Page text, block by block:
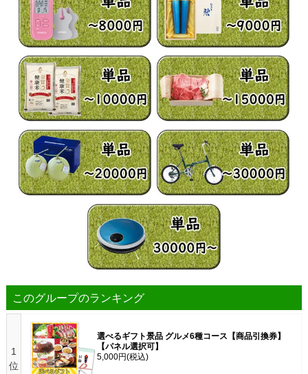
このグループのランキング
1
位
選べるギフト景品 グルメ6種コース【商品引換券】
【パネル選択可】
5,000円(税込)